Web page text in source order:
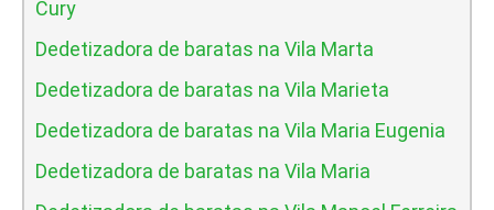
Cury
Dedetizadora de baratas na Vila Marta
Dedetizadora de baratas na Vila Marieta
Dedetizadora de baratas na Vila Maria Eugenia
Dedetizadora de baratas na Vila Maria